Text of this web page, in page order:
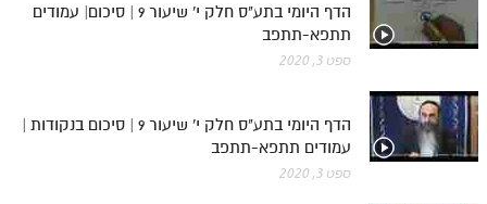
הדף היומי בתע"ס חלק י' שיעור 9 | סיכום| עמודים
תתפא-תתפב
ספט 3, 2020
הדף היומי בתע"ס חלק י' שיעור 9 | סיכום בנקודות |
עמודים תתפא-תתפב
ספט 3, 2020